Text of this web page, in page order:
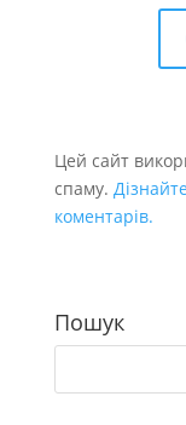
Цей сайт
спаму.
коментарів.
Пошук